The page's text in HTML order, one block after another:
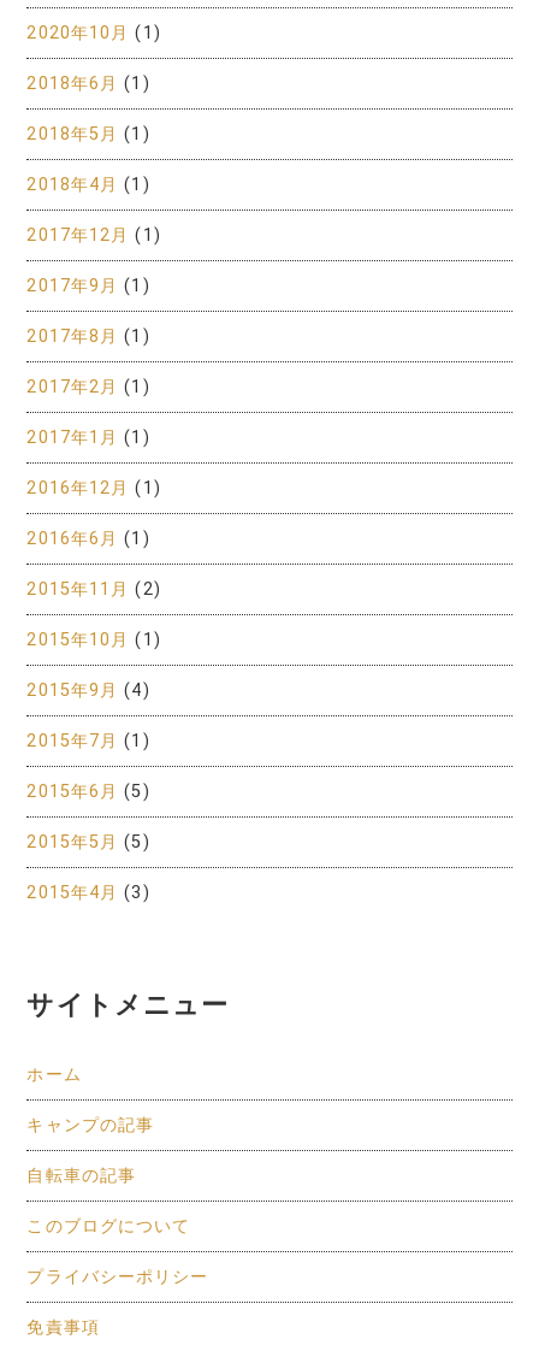
2020年10月 (1)
2018年6月 (1)
2018年5月 (1)
2018年4月 (1)
2017年12月 (1)
2017年9月 (1)
2017年8月 (1)
2017年2月 (1)
2017年1月 (1)
2016年12月 (1)
2016年6月 (1)
2015年11月 (2)
2015年10月 (1)
2015年9月 (4)
2015年7月 (1)
2015年6月 (5)
2015年5月 (5)
2015年4月 (3)
サイトメニュー
ホーム
キャンプの記事
自転車の記事
このブログについて
プライバシーポリシー
免責事項